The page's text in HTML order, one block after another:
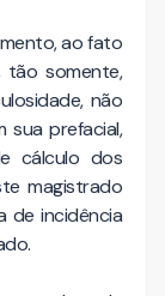
ao fato
somente,
não
sua prefacial,
cálculo dos
magistrado
de incidência